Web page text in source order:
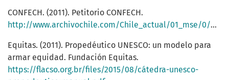
CONFECH. (2011). Petitorio CONFECH.
http://www.archivochile.com/Chile_actual/01_mse/0/MSE0_0002.pdf
Equitas. (2011). Propedéutico UNESCO: un modelo para
armar equidad. Fundación Equitas.
https://flacso.org.br/files/2015/08/cátedra-unesco-